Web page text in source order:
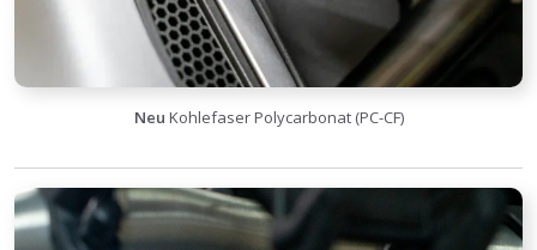
Neu Kohlefaser Polycarbonat (PC-CF)